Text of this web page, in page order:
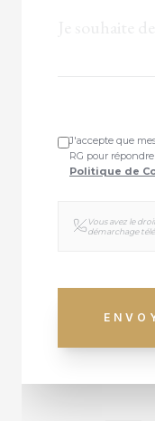
J'accepte que
RG pour
Politique de
Vous avez le
démarchage